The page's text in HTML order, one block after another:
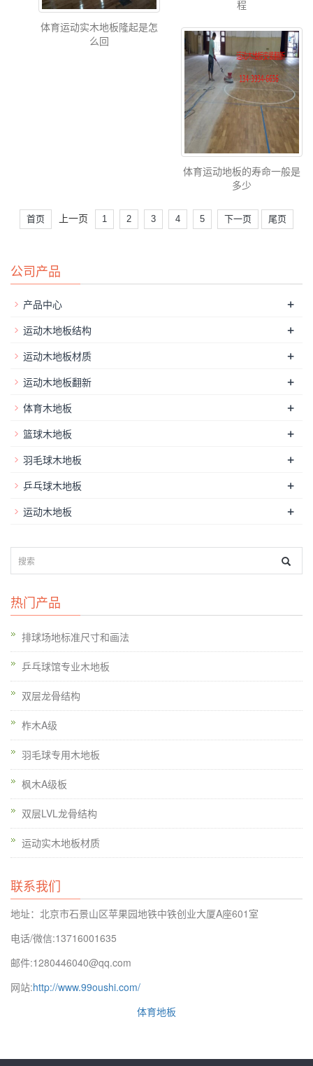
体育运动实木地板隆起是怎
么回
程
体育运动地板的寿命一般是
多少
首页 上一页 1 2 3 4 5 下一页 尾页
公司产品
产品中心 +
运动木地板结构 +
运动木地板材质 +
运动木地板翻新 +
体育木地板 +
篮球木地板 +
羽毛球木地板 +
乒乓球木地板 +
运动木地板 +
热门产品
排球场地标准尺寸和画法
乒乓球馆专业木地板
双层龙骨结构
柞木A级
羽毛球专用木地板
枫木A级板
双层LVL龙骨结构
运动实木地板材质
联系我们
地址：北京市石景山区苹果园地铁中铁创业大厦A座601室
电话/微信:13716001635
邮件:1280446040@qq.com
网站:http://www.99oushi.com/
体育地板